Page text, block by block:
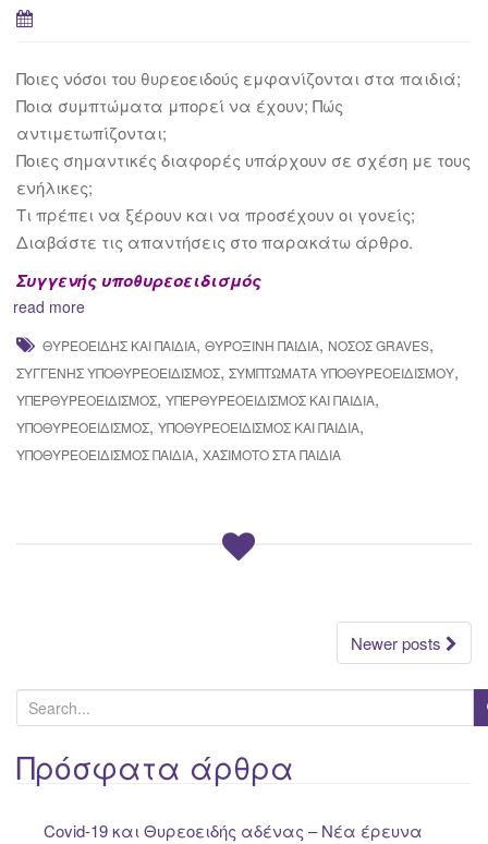
Ποιες νόσοι του θυρεοειδούς εμφανίζονται στα παιδιά;
Ποια συμπτώματα μπορεί να έχουν; Πώς
αντιμετωπίζονται;
Ποιες σημαντικές διαφορές υπάρχουν σε σχέση με τους
ενήλικες;
Τι πρέπει να ξέρουν και να προσέχουν οι γονείς;
Διαβάστε τις απαντήσεις στο παρακάτω άρθρο.
Συγγενής υποθυρεοειδισμός
read more
ΘΥΡΕΟΕΙΔΉΣ ΚΑΙ ΠΑΙΔΙΆ, ΘΥΡΟΞΊΝΗ ΠΑΙΔΙΆ, ΝΟΣΟΣ GRAVES,
ΣΥΓΓΕΝΉΣ ΥΠΟΘΥΡΕΟΕΙΔΙΣΜΌΣ, ΣΥΜΠΤΏΜΑΤΑ ΥΠΟΘΥΡΕΟΕΙΔΙΣΜΟΎ,
ΥΠΕΡΘΥΡΕΟΕΙΔΙΣΜΌΣ, ΥΠΕΡΘΥΡΕΟΕΙΔΙΣΜΌΣ ΚΑΙ ΠΑΙΔΙΆ,
ΥΠΟΘΥΡΕΟΕΙΔΙΣΜΌΣ, ΥΠΟΘΥΡΕΟΕΙΔΙΣΜΌΣ ΚΑΙ ΠΑΙΔΙΆ,
ΥΠΟΘΥΡΕΟΕΙΔΙΣΜΌΣ ΠΑΙΔΙΆ, ΧΑΣΙΜΌΤΟ ΣΤΑ ΠΑΙΔΙΆ
navigation
Newer posts
e
a
rΠρόσφατα άρθρα
Covid-19 και Θυρεοειδής αδένας – Νέα έρευνα